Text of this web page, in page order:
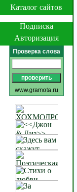
Каталог сайтов
Подписка
Авторизация
Проверка слова
www.gramota.ru